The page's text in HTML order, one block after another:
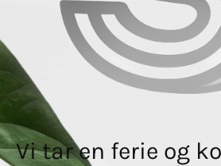
Vi tar en ferie og